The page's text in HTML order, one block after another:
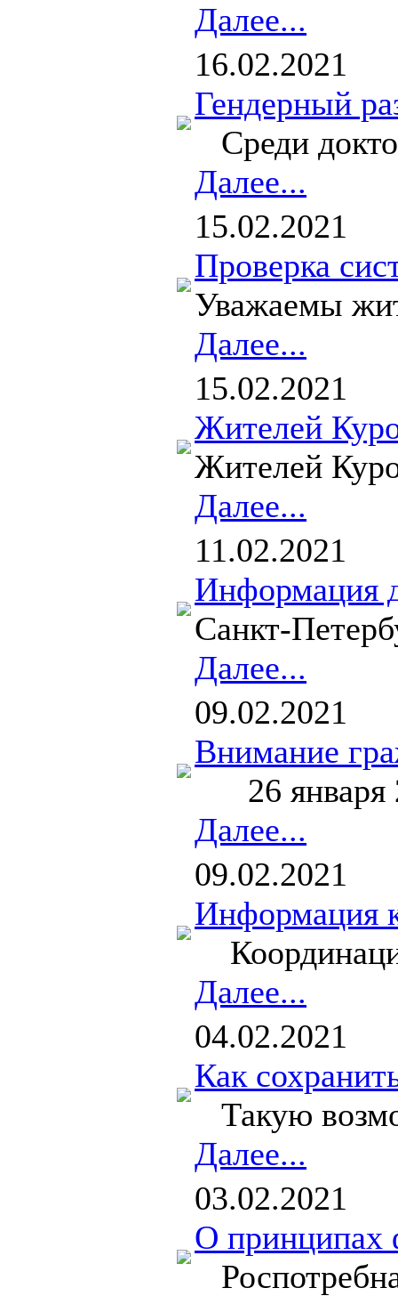
Далее...
16.02.2021
Гендерный
Среди
Далее...
15.02.2021
Проверка
Уважаемы
Далее...
15.02.2021
Жителей
Жителей
Далее...
11.02.2021
Информация
Санкт-
Далее...
09.02.2021
Внимание
26 января
Далее...
09.02.2021
Информация
Далее...
04.02.2021
Как
Такую
Далее...
03.02.2021
О принципах